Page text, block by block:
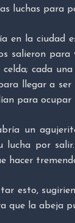
luchas para
en la ciudad
salieron para
cada
llegar a
para
un
lucha por
hacer
esto,
que la abeja